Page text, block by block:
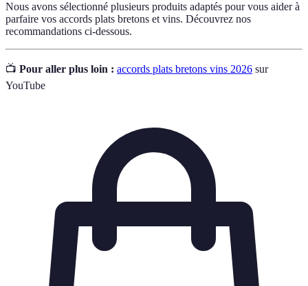
Nous avons sélectionné plusieurs produits adaptés pour vous aider à
parfaire vos accords plats bretons et vins. Découvrez nos
recommandations ci-dessous.
📺 Pour aller plus loin : accords plats bretons vins 2026 sur
YouTube